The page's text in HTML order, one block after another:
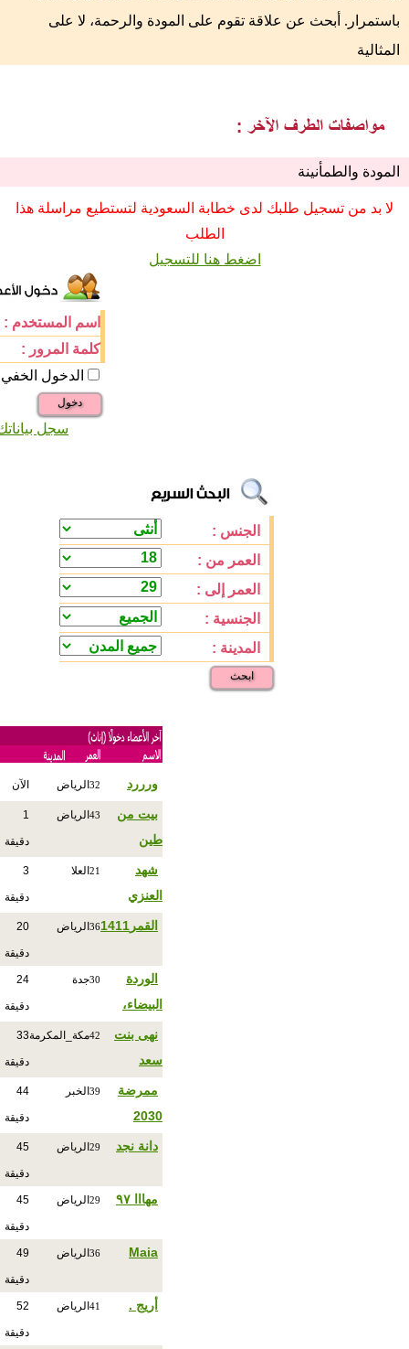
باستمرار. أبحث عن علاقة تقوم على المودة والرحمة، لا على
المثالية
المودة والطمأنينة
لا بد من تسجيل طلبك لدى خطابة السعودية لتستطيع مراسلة هذا
الطلب
اضغط هنا للتسجيل
اسم المستخدم :
كلمة المرور :
الدخول الخفي
دخول
سجل
الجنس :
العمر من :
العمر إلى :
الجنسية :
المدينة :
ابحث
ورررد 32 الرياض الآن
بيت من
طين
43 الرياض 1
دقيقة
شهد
العنزي
21 العلا 3
دقيقة
القمر1411 36 الرياض 20
دقيقة
الوردة
البيضاء،
30جدة 24
دقيقة
نهى بنت
سعد
42مكة_المكرمة33
دقيقة
ممرضة
2030
39 الخبر 44
دقيقة
دانة نجد 29 الرياض 45
دقيقة
مهااا ٩٧ 29 الرياض 45
دقيقة
Maia
36 الرياض 49
دقيقة
أريج . 41 الرياض 52
دقيقة